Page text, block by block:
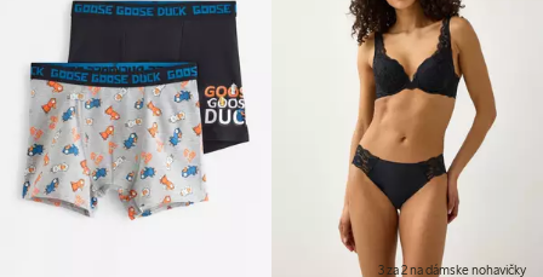
3 za 2 na dámske nohavičky